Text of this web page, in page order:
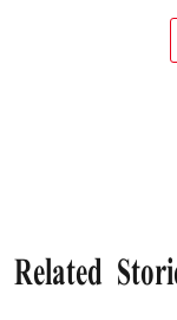
Related